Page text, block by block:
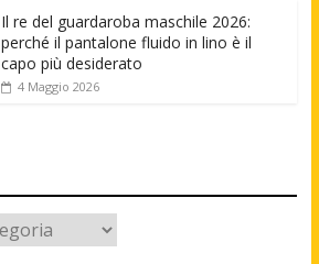
Il re del guardaroba maschile 2026:
perché il pantalone fluido in lino è il
capo più desiderato
4 Maggio 2026